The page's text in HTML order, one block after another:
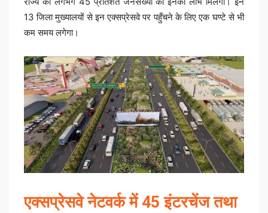
13 जिला मुख्यालयों से इन एक्सप्रेसवे पर पहुँचने के लिए एक घण्टे से भी
कम समय लगेगा।
एक्सप्रेसवे नेटवर्क में 45 इंटरचेंज तथा